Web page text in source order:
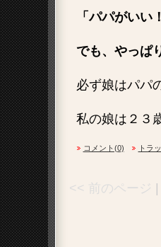
「パパがい
でも、やっぱ
必ず娘はパパ
私の娘は２３
コメント(0) トラ
<< 前のページ